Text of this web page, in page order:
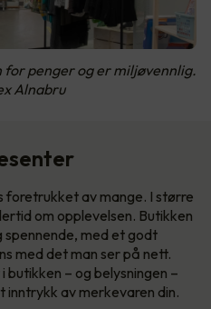
for penger og er miljøvennlig.
Alnabru
foretrukket av mange. I større
om opplevelsen. Butikken
med et godt
med det man ser på nett.
– og belysningen –
inntrykk av merkevaren din.